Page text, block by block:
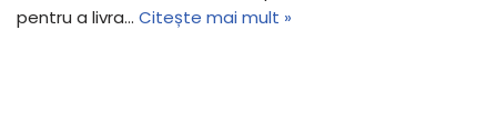
pentru a livra… Citește mai mult »